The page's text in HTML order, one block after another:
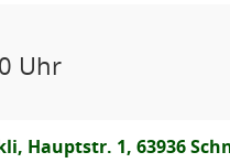
Uhr
Hauptstr. 1, 63936